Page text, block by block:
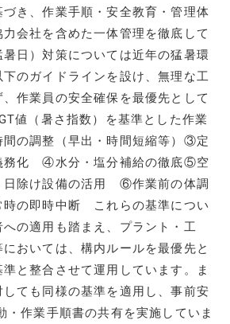
き、作業手順・安全教育・管理体
会社を含めた一体管理を徹底して
日）対策については近年の猛暑環
のガイドラインを設け、無理な工
作業員の安全確保を最優先として
値（暑さ指数）を基準とした作業
の調整（早出・時間短縮等）③定
務化 ④水分・塩分補給の徹底⑤空
日除け設備の活用 ⑥作業前の体調
時の即時中断 これらの基準につい
の適用も踏まえ、プラント・工
おいては、構内ルールを最優先と
と整合させて運用しています。ま
ても同様の基準を適用し、事前安
・作業手順書の共有を実施していま